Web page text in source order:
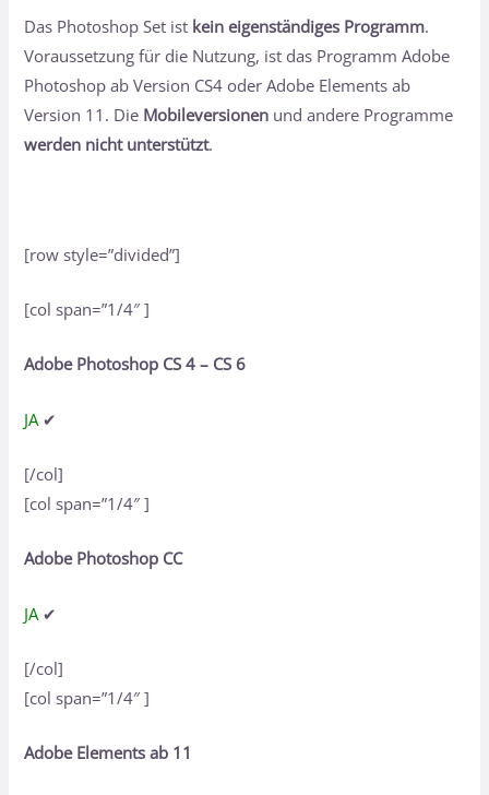
Das Photoshop Set ist kein eigenständiges Programm.
Voraussetzung für die Nutzung, ist das Programm Adobe
Photoshop ab Version CS4 oder Adobe Elements ab
Version 11. Die Mobileversionen und andere Programme
werden nicht unterstützt.
[row style=”divided”]
[col span=”1/4″ ]
Adobe Photoshop CS 4 – CS 6
JA ✔
[/col]
[col span=”1/4″ ]
Adobe Photoshop CC
JA ✔
[/col]
[col span=”1/4″ ]
Adobe Elements ab 11